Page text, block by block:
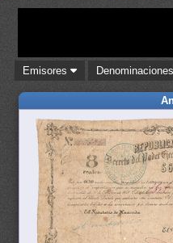
Emisores